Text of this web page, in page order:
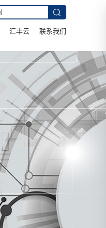
汇丰云 联系我们